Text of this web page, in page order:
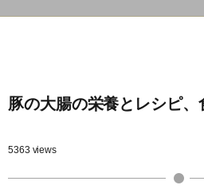
豚の大腸の栄養とレシピ、
5363 views